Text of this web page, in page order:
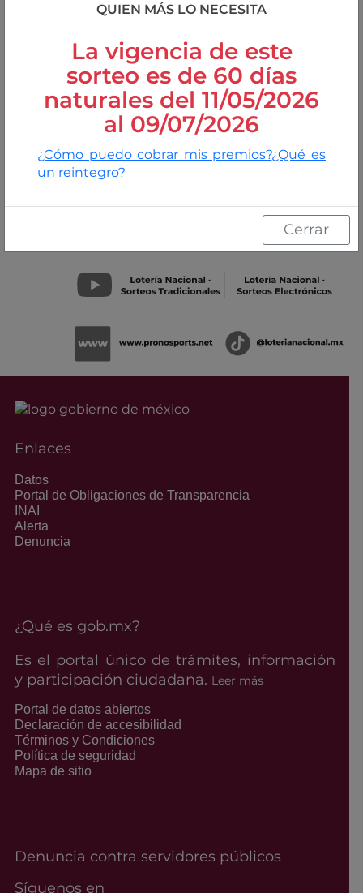
QUIEN MÁS LO NECESITA
La vigencia de este
sorteo es de 60 días
naturales del 11/05/2026
al 09/07/2026
¿Cómo puedo cobrar mis premios?¿Qué es
un reintegro?
Cerrar
Enlaces
Datos
Portal de Obligaciones de Transparencia
INAI
Alerta
Denuncia
¿Qué es gob.mx?
Es el portal único de trámites, información
y participación ciudadana. Leer más
Portal de datos abiertos
Declaración de accesibilidad
Términos y Condiciones
Política de seguridad
Mapa de sitio
Denuncia contra servidores públicos
Síguenos en